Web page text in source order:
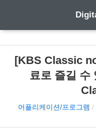
[KBS Classic
료로 즐길 수
어플리케이션/프로그램 /